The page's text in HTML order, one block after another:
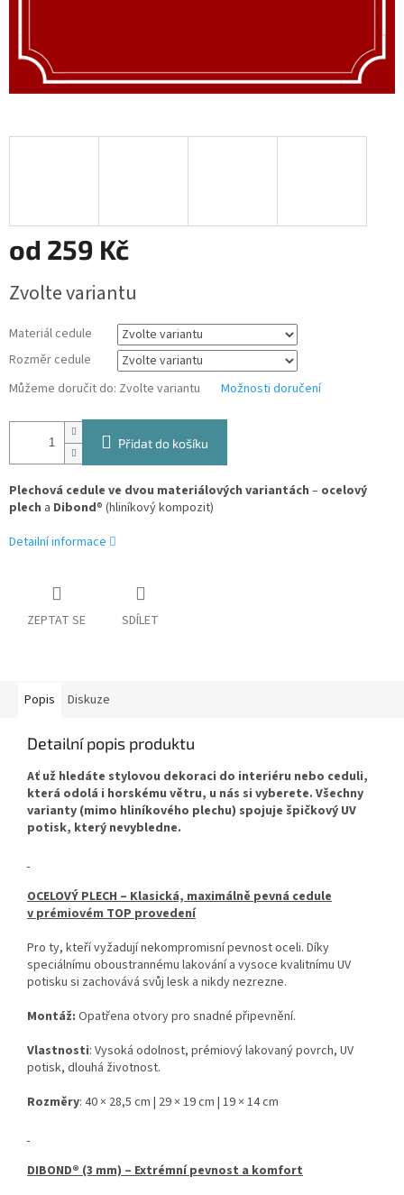
od 259 Kč
cena:
Zvolte variantu
Materiál cedule
Rozměr cedule
Můžeme doručit do: Zvolte variantu Možnosti doručení
Přidat do košíku
Plechová cedule ve dvou materiálových variantách – ocelový
plech a Dibond® (hliníkový kompozit)
Detailní informace
ZEPTAT SE SDÍLET
Popis Diskuze
Detailní popis produktu
Ať už hledáte stylovou dekoraci do interiéru nebo ceduli,
která odolá i horskému větru, u nás si vyberete. Všechny
varianty (mimo hliníkového plechu) spojuje špičkový UV
potisk, který nevybledne.
OCELOVÝ PLECH – Klasická, maximálně pevná cedule
v prémiovém TOP provedení
Pro ty, kteří vyžadují nekompromisní pevnost oceli. Díky
speciálnímu oboustrannému lakování a vysoce kvalitnímu UV
potisku si zachovává svůj lesk a nikdy nezrezne.
Montáž: Opatřena otvory pro snadné připevnění.
Vlastnosti: Vysoká odolnost, prémiový lakovaný povrch, UV
potisk, dlouhá životnost.
Rozměry: 40 × 28,5 cm | 29 × 19 cm | 19 × 14 cm
DIBOND® (3 mm) – Extrémní pevnost a komfort